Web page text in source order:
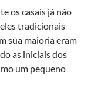
os casais já não
tradicionais
sua maioria eram
as iniciais dos
um pequeno